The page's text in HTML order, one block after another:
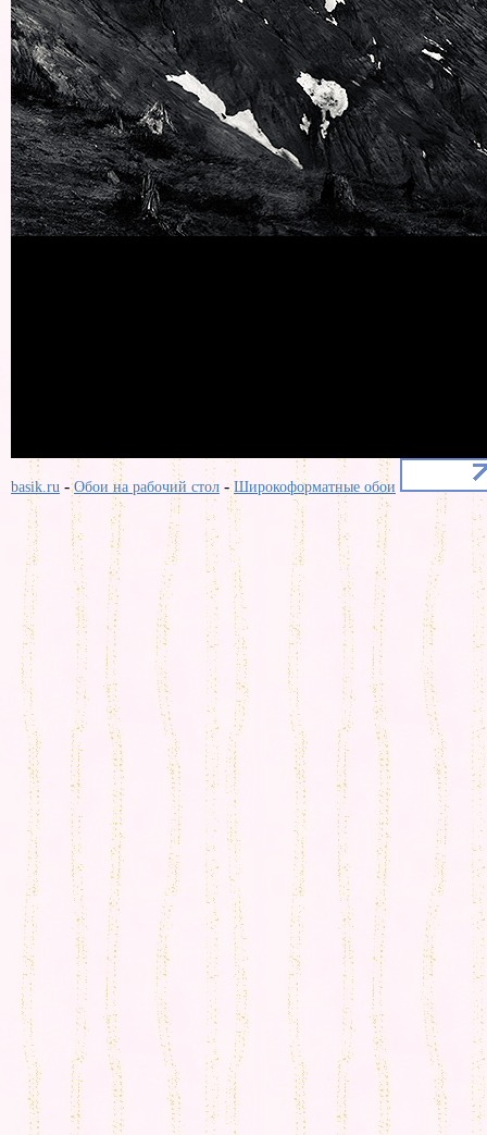
basik.ru -Обои на рабочий стол -Широкоформатные обои